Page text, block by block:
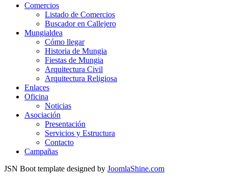
Comercios
Listado de Comercios
Buscador en Callejero
Mungialdea
Cómo llegar
Historia de Mungia
Fiestas de Mungia
Arquitectura Civil
Arquitectura Religiosa
Enlaces
Oficina
Noticias
Asociación
Presentación
Servicios y Estructura
Contacto
Campañas
JSN Boot template designed by JoomlaShine.com